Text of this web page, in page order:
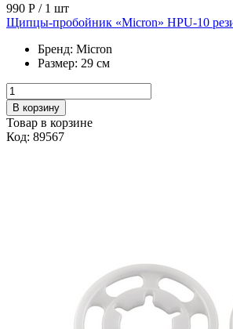
990 Р / 1 шт
Щипцы-пробойник «Micron» HPU-10
Бренд: Micron
Размер: 29 см
В корзину
Товар в корзине
Код: 89567